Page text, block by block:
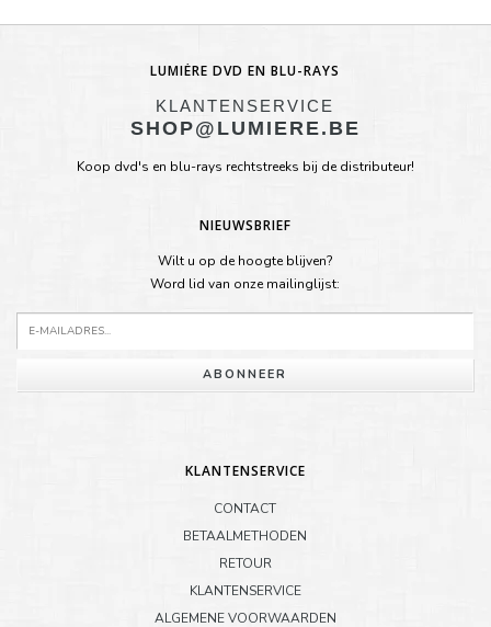
LUMIÈRE DVD EN BLU-RAYS
KLANTENSERVICE
SHOP@LUMIERE.BE
Koop dvd's en blu-rays rechtstreeks bij de distributeur!
NIEUWSBRIEF
Wilt u op de hoogte blijven?
Word lid van onze mailinglijst:
ABONNEER
KLANTENSERVICE
CONTACT
BETAALMETHODEN
RETOUR
KLANTENSERVICE
ALGEMENE VOORWAARDEN